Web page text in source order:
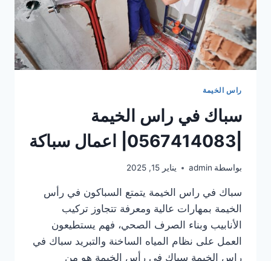
راس الخيمة
سباك في راس الخيمة
بواسطة admin يناير 15, 2025
سباك في راس الخيمة يتمتع السباكون في رأس
الخيمة بمهارات عالية ومعرفة تتجاوز تركيب
الأنابيب وبناء الصرف الصحي، فهم يستطيعون
العمل على نظام المياه الساخنة والتبريد سباك في
راس الخيمة سباك في رأس الخيمة هو من